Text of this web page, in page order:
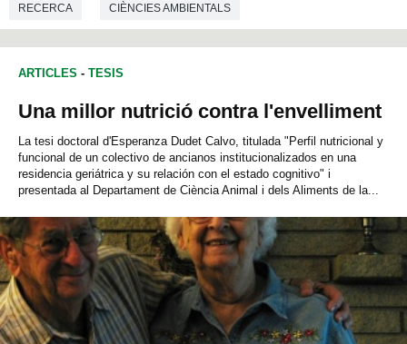
RECERCA CIÈNCIES AMBIENTALS
ARTICLES - TESIS
Una millor nutrició contra l'envelliment
La tesi doctoral d'Esperanza Dudet Calvo, titulada " Perfil nutricional y
funcional de un colectivo de ancianos institucionalizados en una
residencia geriátrica y su relación con el estado cognitivo" i
presentada al Departament de Ciència Animal i dels Aliments de la...